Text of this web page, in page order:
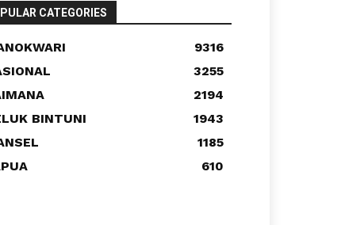
CATEGORIES
9316
3255
2194
BINTUNI
1943
1185
610